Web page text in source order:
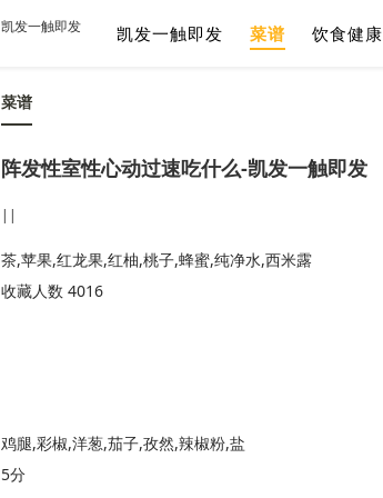
凯发一触即发 凯发一触即发 菜谱 饮食健康
菜谱
阵发性室性心动过速吃什么-凯发一触即发
||
茶,苹果,红龙果,红柚,桃子,蜂蜜,纯净水,西米露
收藏人数 4016
鸡腿,彩椒,洋葱,茄子,孜然,辣椒粉,盐
5分